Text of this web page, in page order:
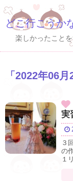
どこ行こうか
楽しかったこと
「 2022年06月
実
３
の
１